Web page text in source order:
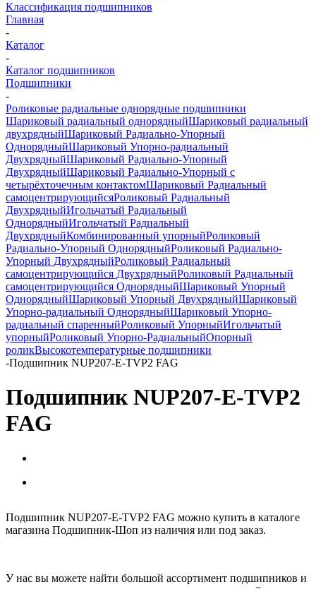
Классификация подшипников
Главная
-
Каталог
-
Каталог подшипников
Подшипники
-
Роликовые радиальные однорядные подшипники
Шариковый радиальный однорядныйШариковый радиальный
двухрядныйШариковый Радиально-Упорный
ОднорядныйШариковый Упорно-радиальный
ДвухрядныйШариковый Радиально-Упорный
ДвухрядныйШариковый Радиально-Упорный с
четырёхточечным контактомШариковый Радиальный
самоцентрирующийсяРоликовый Радиальный
ДвухрядныйИгольчатый Радиальный
ОднорядныйИгольчатый Радиальный
ДвухрядныйКомбинированный упорныйРоликовый
Радиально-Упорный ОднорядныйРоликовый Радиально-
Упорный ДвухрядныйРоликовый Радиальный
самоцентрирующийся ДвухрядныйРоликовый Радиальный
самоцентрирующийся ОднорядныйШариковый Упорный
ОднорядныйШариковый Упорный ДвухрядныйШариковый
Упорно-радиальный ОднорядныйШариковый Упорно-
радиальный спаренныйРоликовый УпорныйИгольчатый
упорныйРоликовый Упорно-РадиальныйОпорный
роликВысокотемпературные подшипники
-Подшипник NUP207-E-TVP2 FAG
Подшипник NUP207-E-TVP2
FAG
Подшипник NUP207-E-TVP2 FAG можно купить в каталоге
магазина Подшипник-Шоп из наличия или под заказ.
У нас вы можете найти большой ассортимент подшипников и